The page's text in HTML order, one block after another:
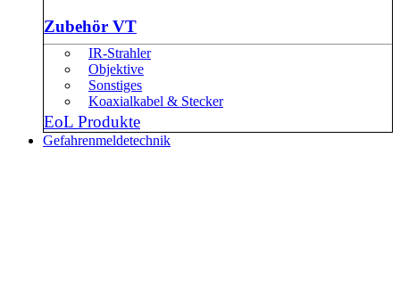
Zubehör VT
IR-Strahler
Objektive
Sonstiges
Koaxialkabel & Stecker
EoL Produkte
Gefahrenmeldetechnik